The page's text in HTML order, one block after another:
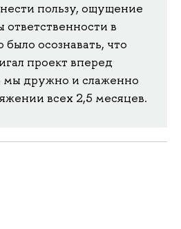
пользу, ощущение
ответственности в
осознавать, что
проект вперед
мы дружно и слаженно
всех 2,5 месяцев.